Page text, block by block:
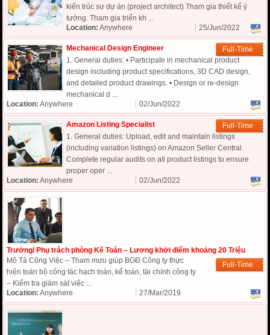
kiến trúc sư dự án (project architect) Tham gia thiết kế ý
tưởng. Tham gia triển kh ...
Location: Anywhere 25/Jun/2022
Mechanical Design Engineer
Full-Time
1. General duties: • Participate in mechanical product
design including product specifications, 3D CAD design,
and detailed product drawings. • Design or re-design
mechanical d ...
Location: Anywhere 02/Jun/2022
Amazon Listing Specialist
Full-Time
1. General duties: Upload, edit and maintain listings
(including variation listings) on Amazon Seller Central.
Complete regular audits on all product listings to ensure
proper oper ...
Location: Anywhere 02/Jun/2022
Trưởng/ Phụ trách phòng Kế Toán – Lương khởi điểm khoảng 20 Triệu
Full-Time
Mô Tả Công Việc – Tham mưu giúp BGĐ Công ty thực
hiện toàn bộ công tác hạch toán, kế toán, tài chính công ty
– Kiểm tra giám sát việc ...
Location: Anywhere 27/Mar/2019